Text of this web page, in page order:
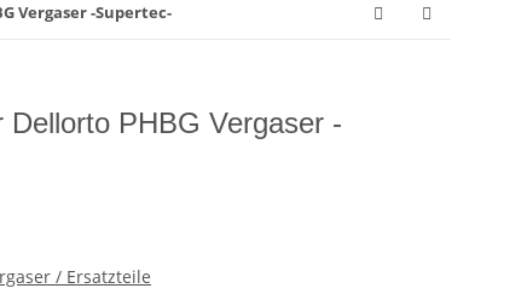
Vergaser -Supertec-
PHBG Vergaser -
/ Ersatzteile